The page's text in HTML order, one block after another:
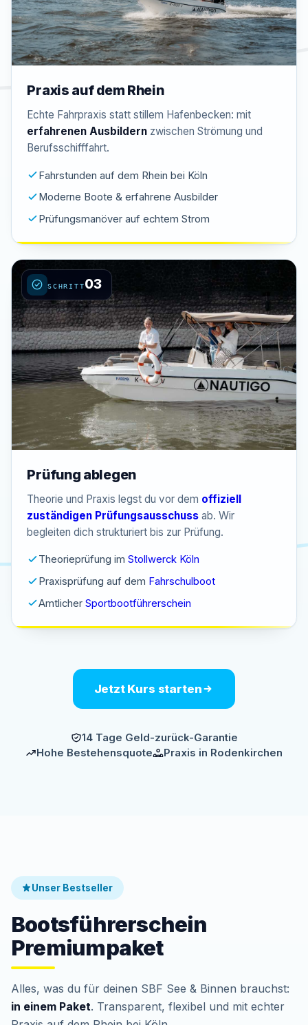
Praxis auf dem Rhein
Echte Fahrpraxis statt stillem Hafenbecken: mit
erfahrenen Ausbildern zwischen Strömung und
Berufsschifffahrt.
Fahrstunden auf dem Rhein bei Köln
Moderne Boote & erfahrene Ausbilder
Prüfungsmanöver auf echtem Strom
SCHRITT03
Prüfung ablegen
Theorie und Praxis legst du vor dem offiziell
zuständigen Prüfungsausschuss ab. Wir
begleiten dich strukturiert bis zur Prüfung.
Theorieprüfung imStollwerck Köln
Praxisprüfung auf dem Fahrschulboot
AmtlicherSportbootführerschein
Jetzt Kurs starten
14 Tage Geld-zurück-Garantie
Hohe Bestehensquote
Praxis in Rodenkirchen
Unser Bestseller
Bootsführerschein
Premiumpaket
Alles, was du für deinen SBF See & Binnen brauchst:
in einem Paket. Transparent, flexibel und mit echter